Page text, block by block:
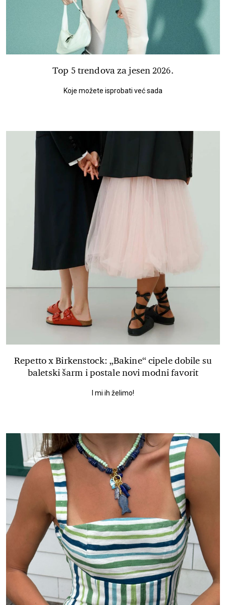
Top 5 trendova za jesen 2026.
Koje možete isprobati već sada
Repetto x Birkenstock: „Bakine“ cipele dobile su
baletski šarm i postale novi modni favorit
I mi ih želimo!